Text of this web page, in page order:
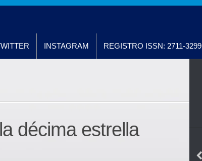
INSTAGRAM REGISTRO ISSN: 2711-3299
décima estrella